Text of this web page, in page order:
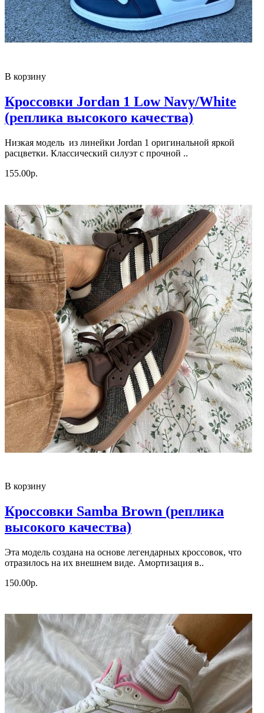
В корзину
Кроссовки Jordan 1 Low Navy/White
(реплика высокого качества)
Низкая модель из линейки Jordan 1 оригинальной яркой
расцветки. Классический силуэт с прочной ..
155.00р.
В корзину
Кроссовки Samba Brown (реплика
высокого качества)
Эта модель создана на основе легендарных кроссовок, что
отразилось на их внешнем виде. Амортизация в..
150.00р.